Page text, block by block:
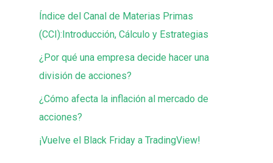
Índice del Canal de Materias Primas
(CCI):Introducción, Cálculo y Estrategias
¿Por qué una empresa decide hacer una
división de acciones?
¿Cómo afecta la inflación al mercado de
acciones?
¡Vuelve el Black Friday a TradingView!